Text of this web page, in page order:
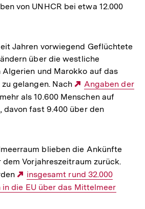
von UNHCR bei etwa 12.000
Jahren vorwiegend Geflüchtete
über die westliche
und Marokko auf das
gelangen. Nach
Externer
Link:
Angaben der
als 10.600 Menschen auf
davon fast 9.400 über den
blieben die Ankünfte
Vorjahreszeitraum zurück.
Externer
Link:
insgesamt rund 32.000
die EU über das Mittelmeer